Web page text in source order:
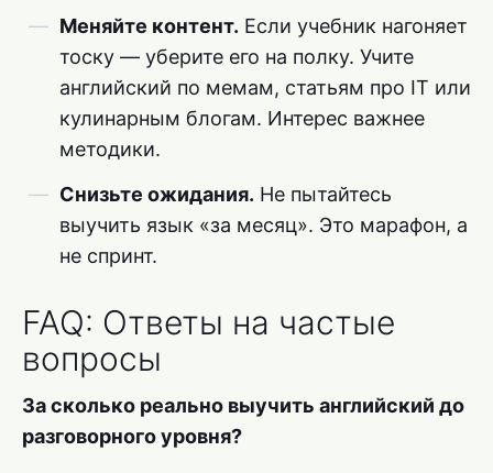
Меняйте контент. Если учебник нагоняет
тоску — уберите его на полку. Учите
английский по мемам, статьям про IT или
кулинарным блогам. Интерес важнее
методики.
Снизьте ожидания. Не пытайтесь
выучить язык «за месяц». Это марафон, а
не спринт.
FAQ: Ответы на частые
вопросы
За сколько реально выучить английский до
разговорного уровня?